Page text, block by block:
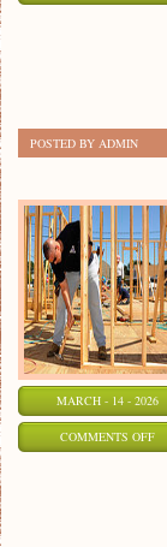
POSTED BY ADMIN
MARCH - 14 - 2026
COMMENTS OFFON